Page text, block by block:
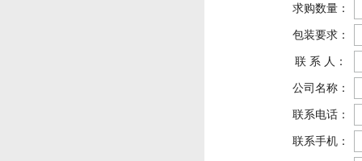
求购数量：
包装要求：
联 系 人：
公司名称：
联系电话：
联系手机：